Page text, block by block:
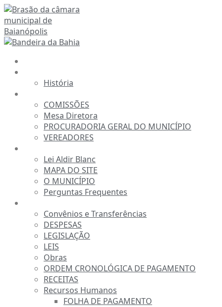
Ir
para
o
conteúdo
História
COMISSÕES
Mesa Diretora
PROCURADORIA GERAL DO MUNICÍPIO
VEREADORES
Lei Aldir Blanc
MAPA DO SITE
O MUNICÍPIO
Perguntas Frequentes
Convênios e Transferências
DESPESAS
LEGISLAÇÃO
LEIS
Obras
ORDEM CRONOLÓGICA DE PAGAMENTO
RECEITAS
Recursos Humanos
FOLHA DE PAGAMENTO